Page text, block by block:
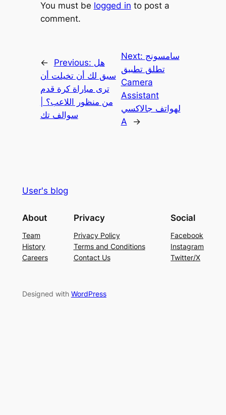
You must be logged in to post a
comment.
← Previous: هل
سبق لك أن تخيلت أن
ترى مباراة كرة قدم
من منظور اللاعب؟ |
سوالف تك
Next: سامسونج
تطلق تطبيق
Camera
Assistant
لهواتف جالاكسي
A
→
User's blog
About
Team
History
Careers
Privacy
Privacy Policy
Terms and Conditions
Contact Us
Social
Facebook
Instagram
Twitter/X
Designed with WordPress